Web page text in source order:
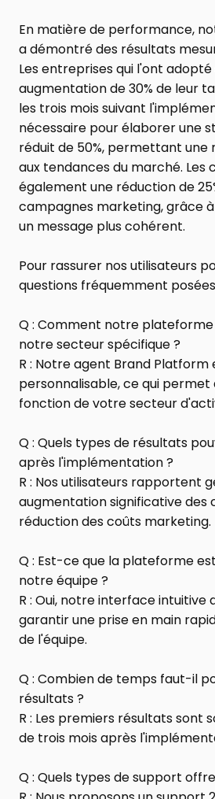
En matière de performance,
a démontré des résultats
Les entreprises qui l'ont
augmentation de 30% de leur
les trois mois suivant
nécessaire pour élaborer une
réduit de 50%, permettant
aux tendances du marché.
également une réduction de
campagnes marketing, grâce
un message plus cohérent.
Pour rassurer nos utilisateurs
questions fréquemment
Q : Comment notre
notre secteur spécifique ?
R : Notre agent Brand Platform
personnalisable, ce qui
fonction de votre secteur
Q : Quels types de résultats
après l'implémentation ?
R : Nos utilisateurs rapportent
augmentation significative des
réduction des coûts marketing.
Q : Est-ce que la plateforme
notre équipe ?
R : Oui, notre interface intuitive
garantir une prise en main
de l'équipe.
Q : Combien de temps faut-il
résultats ?
R : Les premiers résultats sont
de trois mois après
Q : Quels types de support